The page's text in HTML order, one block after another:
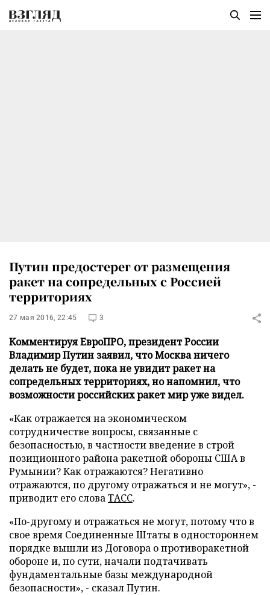
Путин предостерег от размещения
ракет на сопредельных с Россией
территориях
27 мая 2016, 22:45 3
Комментируя ЕвроПРО, президент России
Владимир Путин заявил, что Москва ничего
делать не будет, пока не увидит ракет на
сопредельных территориях, но напомнил, что
возможности российских ракет мир уже видел.
«Как отражается на экономическом
сотрудничестве вопросы, связанные с
безопасностью, в частности введение в строй
позиционного района ракетной обороны США в
Румынии? Как отражаются? Негативно
отражаются, по другому отражаться и не могут», -
приводит его словаТАСС.
«По-другому и отражаться не могут, потому что в
свое время Соединенные Штаты в одностороннем
порядке вышли из Договора о противоракетной
обороне и, по сути, начали подтачивать
фундаментальные базы международной
безопасности», - сказал Путин.